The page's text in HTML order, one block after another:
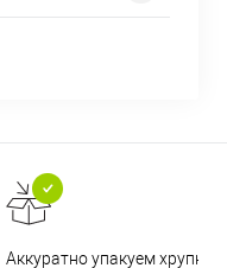
Аккуратно упакуем хрупкие